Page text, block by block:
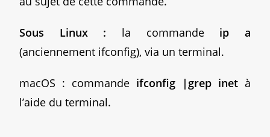
Sous Linux : la commande ip a
(anciennement ifconfig), via un terminal.
macOS : commande ifconfig |grep inetà
l’aide du terminal.